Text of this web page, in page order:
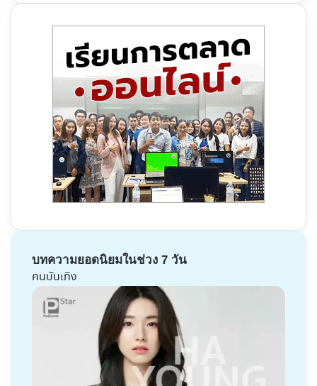
บทความยอดนิยมในช่วง 7 วัน
คนบันเทิง